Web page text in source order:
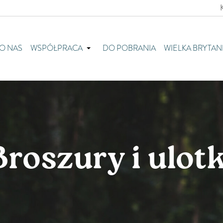
NAS WSPÓŁPRACA DO POBRANIA WIELKA BRYTANIA
i